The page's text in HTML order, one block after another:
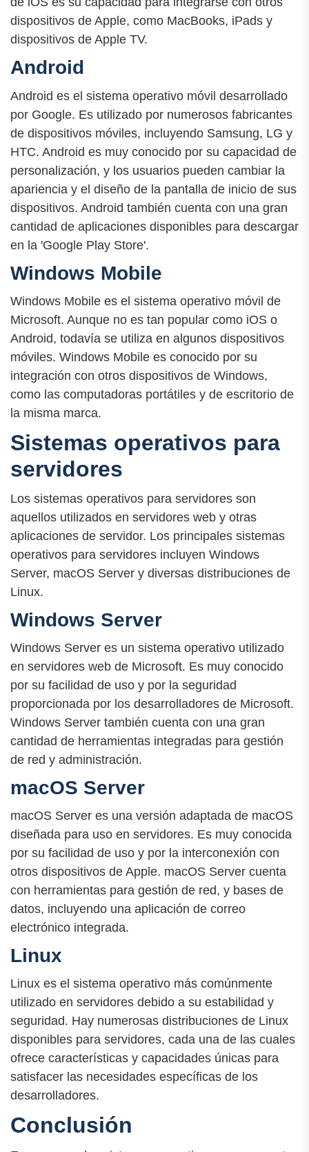
dispositivos de Apple, como MacBooks, iPads y
dispositivos de Apple TV.
Android
Android es el sistema operativo móvil desarrollado
por Google. Es utilizado por numerosos fabricantes
de dispositivos móviles, incluyendo Samsung, LG y
HTC. Android es muy conocido por su capacidad de
personalización, y los usuarios pueden cambiar la
apariencia y el diseño de la pantalla de inicio de sus
dispositivos. Android también cuenta con una gran
cantidad de aplicaciones disponibles para descargar
en la 'Google Play Store'.
Windows Mobile
Windows Mobile es el sistema operativo móvil de
Microsoft. Aunque no es tan popular como iOS o
Android, todavía se utiliza en algunos dispositivos
móviles. Windows Mobile es conocido por su
integración con otros dispositivos de Windows,
como las computadoras portátiles y de escritorio de
la misma marca.
Sistemas operativos para
servidores
Los sistemas operativos para servidores son
aquellos utilizados en servidores web y otras
aplicaciones de servidor. Los principales sistemas
operativos para servidores incluyen Windows
Server, macOS Server y diversas distribuciones de
Linux.
Windows Server
Windows Server es un sistema operativo utilizado
en servidores web de Microsoft. Es muy conocido
por su facilidad de uso y por la seguridad
proporcionada por los desarrolladores de Microsoft.
Windows Server también cuenta con una gran
cantidad de herramientas integradas para gestión
de red y administración.
macOS Server
macOS Server es una versión adaptada de macOS
diseñada para uso en servidores. Es muy conocida
por su facilidad de uso y por la interconexión con
otros dispositivos de Apple. macOS Server cuenta
con herramientas para gestión de red, y bases de
datos, incluyendo una aplicación de correo
electrónico integrada.
Linux
Linux es el sistema operativo más comúnmente
utilizado en servidores debido a su estabilidad y
seguridad. Hay numerosas distribuciones de Linux
disponibles para servidores, cada una de las cuales
ofrece características y capacidades únicas para
satisfacer las necesidades específicas de los
desarrolladores.
Conclusión